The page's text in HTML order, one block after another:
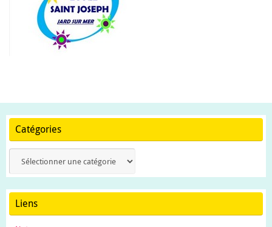
Catégories
Liens